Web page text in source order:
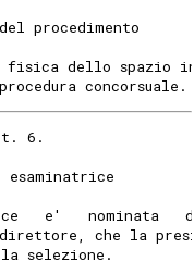
procedimento
dello spazio
concorsuale.
6.
esaminatrice
e'   nominata
che la
selezione.